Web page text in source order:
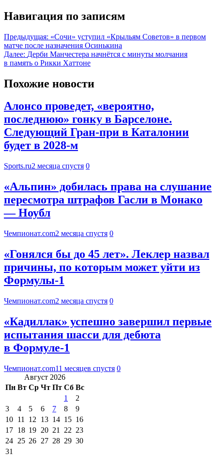
Навигация по записям
Предыдущая: «Сочи» уступил «Крыльям Советов» в первом
матче после назначения Осинькина
Далее: Дерби Манчестера начнётся с минуты молчания
в память о Рикки Хаттоне
Похожие новости
Алонсо проведет, «вероятно,
последнюю» гонку в Барселоне.
Следующий Гран-при в Каталонии
будет в 2028-м
Sports.ru2 месяца спустя 0
«Альпин» добилась права на слушание
пересмотра штрафов Гасли в Монако
— Ноубл
Чемпионат.com2 месяца спустя 0
«Гонялся бы до 45 лет». Леклер назвал
причины, по которым может уйти из
Формулы-1
Чемпионат.com2 месяца спустя 0
«Кадиллак» успешно завершил первые
испытания шасси для дебюта
в Формуле-1
Чемпионат.com11 месяцев спустя 0
Август 2026
Пн Вт Ср Чт Пт Сб Вс
1
2
3
4 5 6 7 8
9
10 11 12 13 14 15 16
17 18 19 20 21 22 23
24 25 26 27 28 29 30
31